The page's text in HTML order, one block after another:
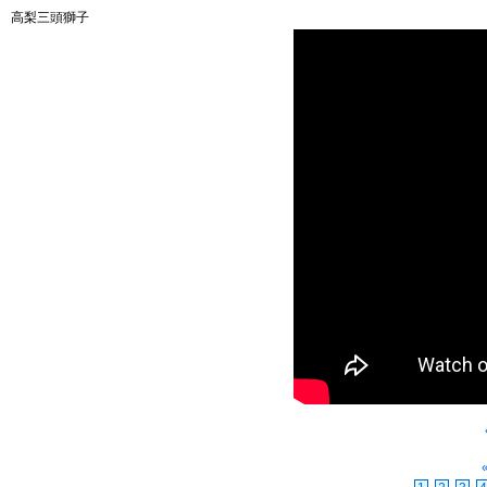
高梨三頭獅子